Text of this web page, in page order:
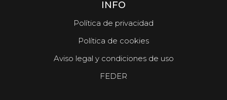
INFO
Política de privacidad
Política de cookies
Aviso legal y condiciones de uso
FEDER